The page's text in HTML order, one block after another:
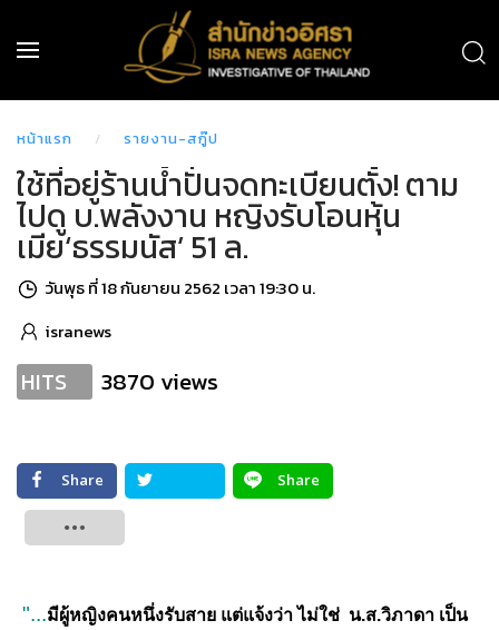
หน้าแรก รายงาน-สกู๊ป
ใช้ที่อยู่ร้านน้ำปั่นจดทะเบียนตั้ง! ตาม
ไปดู บ.พลังงาน หญิงรับโอนหุ้น
เมีย‘ธรรมนัส’ 51 ล.
วันพุธ ที่ 18 กันยายน 2562 เวลา 19:30 น.
isranews
HITS 3870 views
Share
Share
"...มีผู้หญิงคนหนึ่งรับสาย แต่แจ้งว่า ไม่ใช่ น.ส.วิภาดา เป็น